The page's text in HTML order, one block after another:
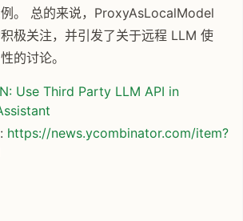
。 总的来说，ProxyAsLocalModel
极关注，并引发了关于远程 LLM 使
的讨论。
Use Third Party LLM API in
https://news.ycombinator.com/item?